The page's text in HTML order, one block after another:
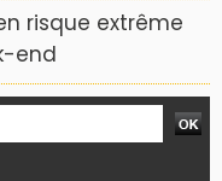
risque extrême
end